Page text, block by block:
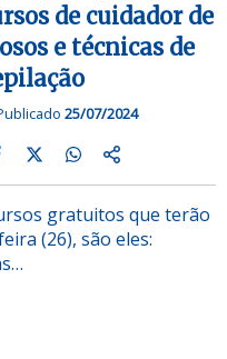
de cuidador de
e técnicas de
25/07/2024
gratuitos que terão
(26), são eles: